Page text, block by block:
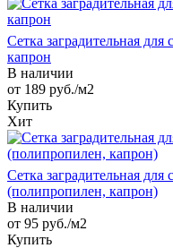
Сетка заградительная
капрон
В наличии
от 189 руб./м2
Купить
Хит
Сетка заградительная
(полипропилен, капрон)
В наличии
от 95 руб./м2
Купить